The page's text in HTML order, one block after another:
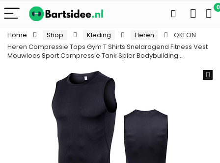
0
Home Shop Kleding Heren
QKFON
Heren Compressie Tops Gym T Shirts Sneldrogend Fitness Vest
Mouwloos Sport Compressie Tank Spier Bodybuilding…